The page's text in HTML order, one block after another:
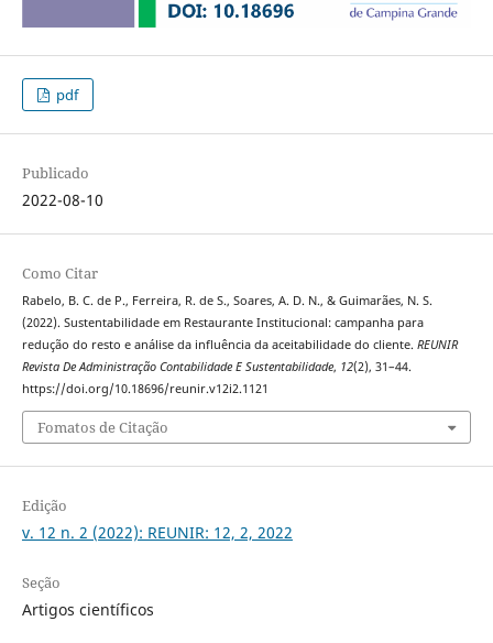
pdf
Publicado
2022-08-10
Como Citar
Rabelo, B. C. de P., Ferreira, R. de S., Soares, A. D. N., & Guimarães, N. S.
(2022). Sustentabilidade em Restaurante Institucional: campanha para
redução do resto e análise da influência da aceitabilidade do cliente. REUNIR
Revista De Administração Contabilidade E Sustentabilidade, 12(2), 31–44.
https://doi.org/10.18696/reunir.v12i2.1121
Fomatos de Citação
Edição
v. 12 n. 2 (2022): REUNIR: 12, 2, 2022
Seção
Artigos científicos